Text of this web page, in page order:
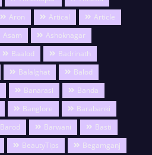
Aron Artical
Article
Asam
Ashoknagar
Baalod
Badrinath
Balalghat
Balod
Banarasi
Banda
Banglore
Barabanki
Barod Barwani
Basti
BeautyTips
Begamganj